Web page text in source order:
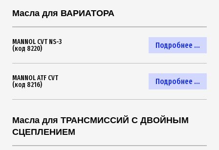
Масла для ВАРИАТОРА
Подробнее ...
MANNOL CVT NS-3
(код 8220)
Подробнее ...
MANNOL ATF CVT
(код 8216)
Масла для ТРАНСМИССИЙ С ДВОЙНЫМ
СЦЕПЛЕНИЕМ